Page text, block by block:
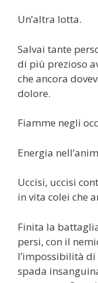
Un’altra lotta.
Salvai tante
di più prezioso
che ancora
dolore.
Fiamme negli
Energia
Uccisi, uccisi
in vita colei che
Finita la
persi, con il
l’impossibilità di
spada